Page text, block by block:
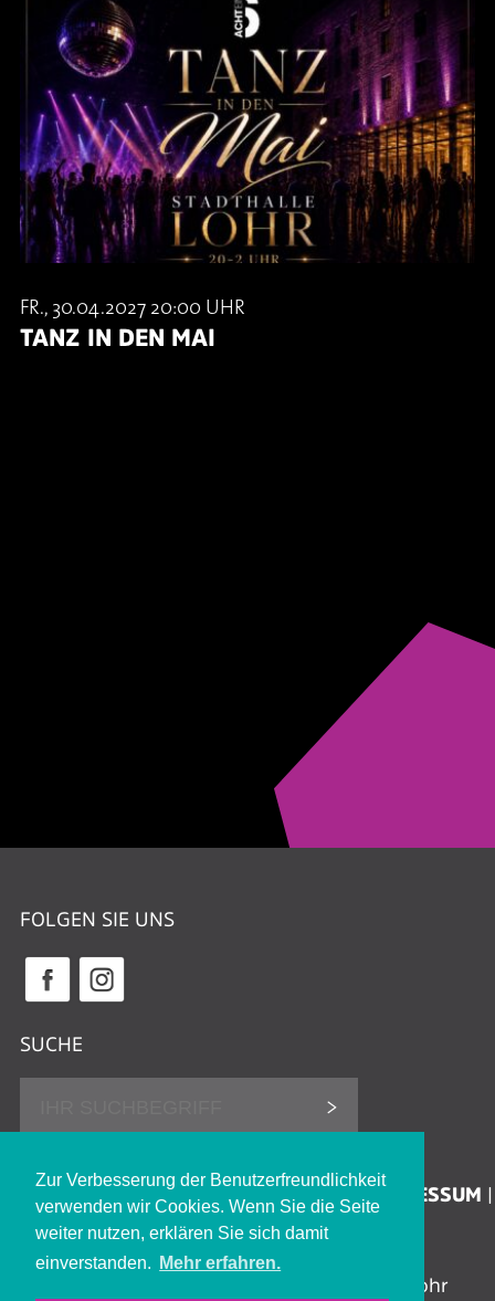
Zur Verbesserung der Benutzerfreundlichkeit
verwenden wir Cookies. Wenn Sie die Seite
weiter nutzen, erklären Sie sich damit
einverstanden.
Mehr erfahren.
FR., 30.04.2027 20:00 UHR
TANZ IN DEN MAI
FOLGEN SIE UNS
SUCHE
DATENSCHUTZHINWEISE
ERKLÄRUNG ZUR BARRIEREFREIHEIT
IMPRESSUM
Stadthalle Lohr | Jahnstraße 8 | 97816 Lohr